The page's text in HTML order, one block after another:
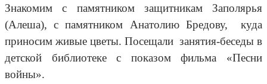
Знакомим с памятником защитникам Заполярья
(Алеша), с памятником Анатолию Бредову, куда
приносим живые цветы. Посещали занятия-беседы в
детской библиотеке с показом фильма «Песни
войны».